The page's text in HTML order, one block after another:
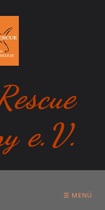
e.V.
☰ MENÜ